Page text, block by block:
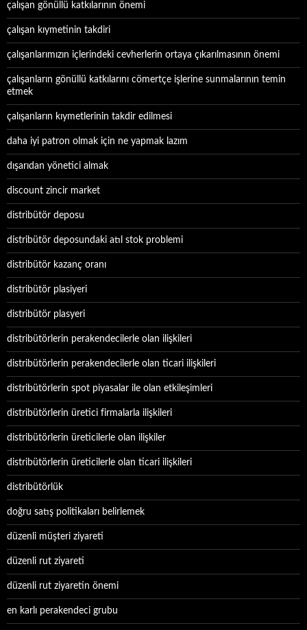
çalışan gönüllü katkılarının önemi
çalışan kıymetinin takdiri
çalışanlarımızın içlerindeki cevherlerin ortaya çıkarılmasının önemi
çalışanların gönüllü katkılarını cömertçe işlerine sunmalarının temin
etmek
çalışanların kıymetlerinin takdir edilmesi
daha iyi patron olmak için ne yapmak lazım
dışarıdan yönetici almak
discount zincir market
distribütör deposu
distribütör deposundaki atıl stok problemi
distribütör kazanç oranı
distribütör plasiyeri
distribütör plasyeri
distribütörlerin perakendecilerle olan ilişkileri
distribütörlerin perakendecilerle olan ticari ilişkileri
distribütörlerin spot piyasalar ile olan etkileşimleri
distribütörlerin üretici firmalarla ilişkileri
distribütörlerin üreticilerle olan ilişkiler
distribütörlerin üreticilerle olan ticari ilişkileri
distribütörlük
doğru satış politikaları belirlemek
düzenli müşteri ziyareti
düzenli rut ziyareti
düzenli rut ziyaretin önemi
en karlı perakendeci grubu